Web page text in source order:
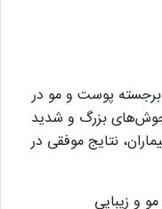
برجسته پوست و مو در
جوش‌های بزرگ و شدید
نتایج موفقی در
و زیبایی